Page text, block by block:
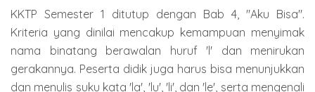
KKTP Semester 1 ditutup dengan Bab 4, "Aku Bisa".
Kriteria yang dinilai mencakup kemampuan menyimak
nama binatang berawalan huruf 'l' dan menirukan
gerakannya. Peserta didik juga harus bisa menunjukkan
dan menulis suku kata 'la', 'lu', 'li', dan 'le', serta mengenali